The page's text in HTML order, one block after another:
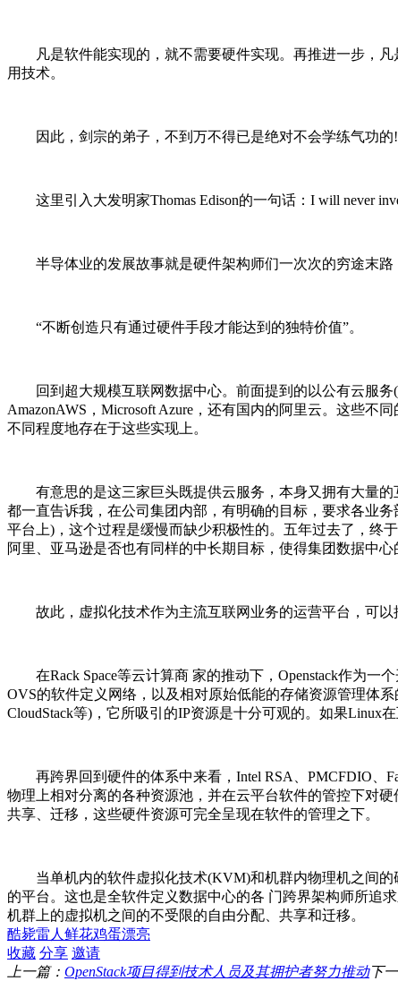
凡是软件能实现的，就不需要硬件实现。再推进一步，凡
用技术。
因此，剑宗的弟子，不到万不得已是绝对不会学练气功的!
这里引入大发明家Thomas Edison的一句话：I will never
半导体业的发展故事就是硬件架构师们一次次的穷途末路
“不断创造只有通过硬件手段才能达到的独特价值”。
回到超大规模互联网数据中心。前面提到的以公有云服务
AmazonAWS， Microsoft Azure，还有国内的阿里云。这些不同
不同程度地存在于这些实现上。
有意思的是这三家巨头既提供云服务，本身又拥有大量的
都一直告诉我，在公司集团内部，有明确的目标，要求各业
平台上)，这个过程是缓慢而缺少积极性的。五年过去了，终
阿里、亚马逊是否也有同样的中长期目标，使得集团数据中
故此，虚拟化技术作为主流互联网业务的运营平台，可以
在Rack Space等云计算商 家的推动下，Openstack作为一
OVS的软件定义网络，以及相对原始低能的存储资源管理体
CloudStack等)，它所吸引的IP资源是十分可观的。如果Linux
再跨界回到硬件的体系中来看， Intel RSA、PMCFDIO、
物理上相对分离的各种资源池，并在云平台软件的管控下对
共享、迁移，这些硬件资源可完全呈现在软件的管理之下。
当单机内的软件虚拟化技术(KVM)和机群内物理机之间的硬
的平台。这也是全软件定义数据中心的各 门跨界架构师所追
机群上的虚拟机之间的不受限的自由分配、共享和迁移。
酷毙雷人 鲜花鸡蛋漂亮
收藏 分享 邀请
上一篇： OpenStack项目得到技术人员及其拥护者努力推动下